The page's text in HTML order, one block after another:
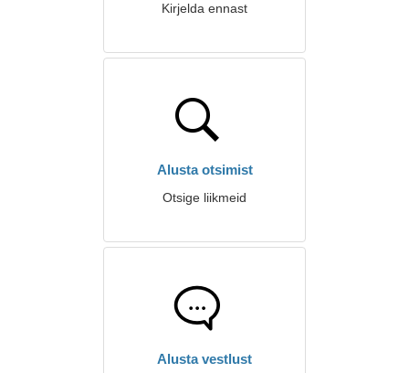
Kirjelda ennast
Alusta otsimist
Otsige liikmeid
Alusta vestlust